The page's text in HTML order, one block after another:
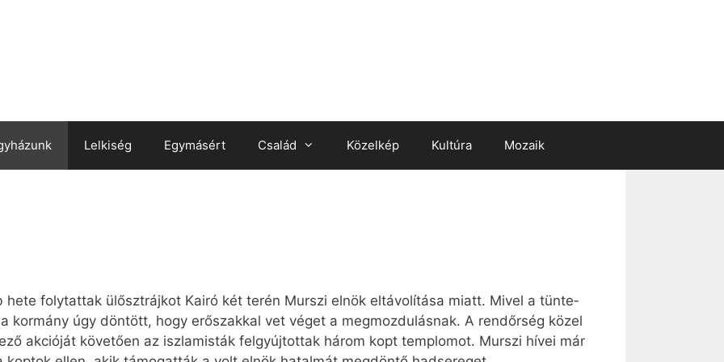
Lelkiség Egymásért Család Közelkép Kultúra Mozaik
he­te foly­tat­tak ülő­sztráj­kot Ka­i­ró két te­rén Murszi el­nök el­tá­vo­lí­tá­sa mi­att. Mi­vel a tün­te­
kor­mány úgy dön­tött, hogy erő­szak­kal vet vé­get a meg­moz­du­lás­nak. A rend­őr­ség kö­zel
ak­ci­ó­ját kö­ve­tő­en az iszlamisták fel­gyúj­tot­tak há­rom kopt temp­lo­mot. Murszi hí­vei már